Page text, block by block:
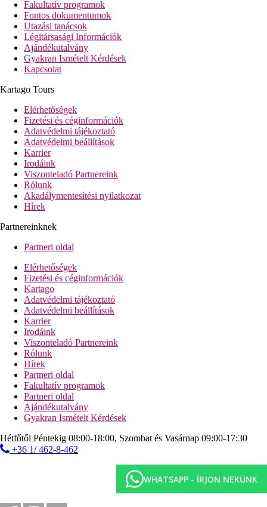
Fakultatív programok
Fontos dokumentumok
Utazási tanácsok
Légitársasági Információk
Ajándékutalvány
Gyakran Ismételt Kérdések
Kapcsolat
Kartago Tours
Elérhetőségek
Fizetési és céginformációk
Adatvédelmi tájékoztató
Adatvédelmi beállítások
Karrier
Irodáink
Viszonteladó Partnereink
Rólunk
Akadálymentesítési nyilatkozat
Hírek
Partnereinknek
Partneri oldal
Elérhetőségek
Fizetési és céginformációk
Kartago
Adatvédelmi tájékoztató
Adatvédelmi beállítások
Karrier
Irodáink
Viszonteladó Partnereink
Rólunk
Hírek
Partneri oldal
Fakultatív programok
Partneri oldal
Ajándékutalvány
Gyakran Ismételt Kérdések
Hétfőtől Péntekig 08:00-18:00, Szombat és Vasárnap 09:00-17:30
+36 1/ 462-8-462
WHATSAPP - ÍRJON NEKÜNK